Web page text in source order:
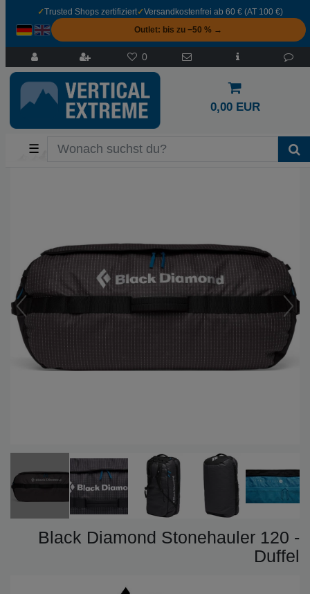
✓Trusted Shops zertifiziert✓Versandkostenfrei ab 60 € (AT 100 €)
Outlet: bis zu −50 % →
0
0,00 EUR
☰
Black Diamond Stonehauler 120 -
Duffel